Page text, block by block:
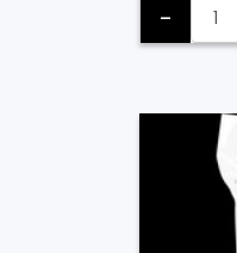
-